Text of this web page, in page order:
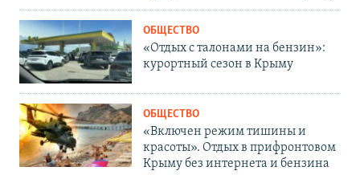
ОБЩЕСТВО
«Отдых с талонами на бензин»:
курортный сезон в Крыму
ОБЩЕСТВО
«Включен режим тишины и
красоты». Отдых в прифронтовом
Крыму без интернета и бензина